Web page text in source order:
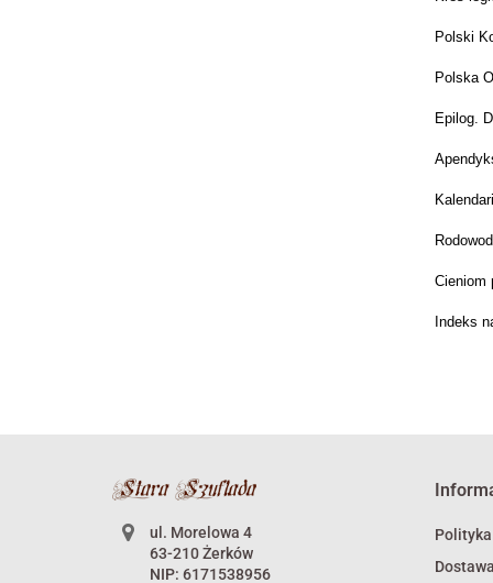
Polski
Polska
Epilog.
Cieniom
Indeks
ul. Morelowa 4
63-210 Żerków
NIP: 6171538956